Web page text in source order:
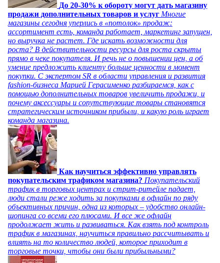
До 20-30% к обороту могут дать магазину
продажи дополнительных товаров и услуг Многие
магазины сегодня уперлись в «потолок» продаж:
ассортимент есть, команда работает, маркетинг запущен,
но выручка не растет. Где искать возможности для
роста? В действительности ресурсы для роста скрыты
прямо в чеке покупателя. И речь не о повышении цен, а об
умение предложить клиенту больше ценности в момент
покупки. С экспертом SR в области управления и развития
fashion-бизнеса Марией Герасименко разбираемся, как с
помощью дополнительных товаров увеличить продажи, и
почему аксессуары и сопутствующие товары становятся
стратегическим источником прибыли, и какую роль играет
команда магазина.
Как научиться эффективно управлять
покупательским трафиком магазина? Покупательский
трафик в торговых центрах и стрит-ритейле падает,
люди стали реже ходить за покупками в офлайн по ряду
объективных причин, одна из которых – удобство онлайн-
шопинга со всеми его плюсами. И все же офлайн
продолжает жить и развиваться. Как взять под контроль
трафик в магазинах, научиться правильно рассчитывать и
влиять на то количество людей, которое приходит в
торговые точки, чтобы они были прибыльными?